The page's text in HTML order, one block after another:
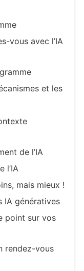
vous avec l’IA
et les
de l’IA
l’IA
mais mieux !
IA génératives
point sur vos
rendez-vous